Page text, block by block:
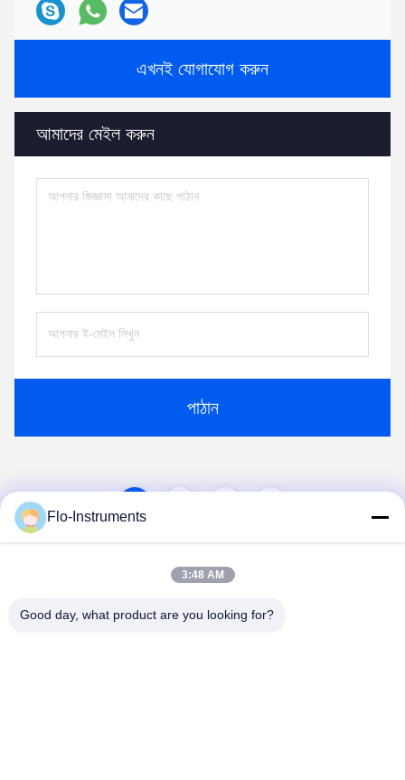
এখনই যোগাযোগ করুন
আমাদের মেইল করুন
পাঠান
Flo-Instruments
3:48 AM
Good day, what product are you looking for?